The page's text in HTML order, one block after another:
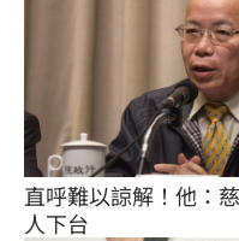
直呼難以諒解！他：
人下台